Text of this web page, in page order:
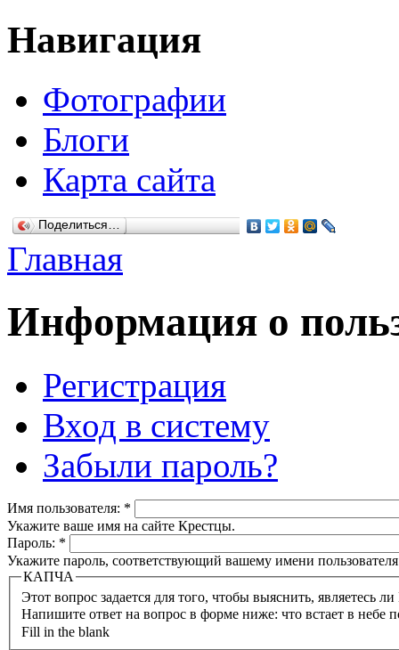
Навигация
Фотографии
Блоги
Карта сайта
Поделиться…
Главная
Информация о
Регистрация
Вход в систему
Забыли пароль?
Имя пользователя: *
Укажите ваше имя на сайте Крестцы.
Пароль: *
Укажите пароль, соответствующий вашему имени
КАПЧА
Напишите ответ на вопрос в форме ниже: что встает в небе
Fill in the blank